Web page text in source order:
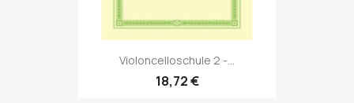
Violoncelloschule 2 -...
18,72 €